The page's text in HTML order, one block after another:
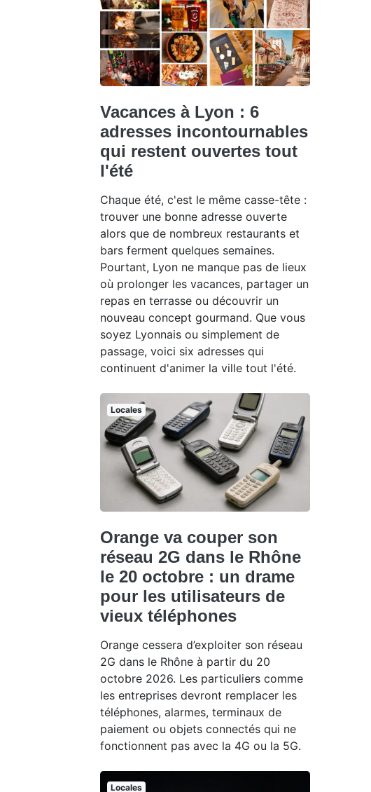
Vacances à Lyon : 6
adresses incontournables
qui restent ouvertes tout
l'été
Chaque été, c'est le même casse-tête :
trouver une bonne adresse ouverte
alors que de nombreux restaurants et
bars ferment quelques semaines.
Pourtant, Lyon ne manque pas de lieux
où prolonger les vacances, partager un
repas en terrasse ou découvrir un
nouveau concept gourmand. Que vous
soyez Lyonnais ou simplement de
passage, voici six adresses qui
continuent d'animer la ville tout l'été.
Locales
Orange va couper son
réseau 2G dans le Rhône
le 20 octobre : un drame
pour les utilisateurs de
vieux téléphones
Orange cessera d’exploiter son réseau
2G dans le Rhône à partir du 20
octobre 2026. Les particuliers comme
les entreprises devront remplacer les
téléphones, alarmes, terminaux de
paiement ou objets connectés qui ne
fonctionnent pas avec la 4G ou la 5G.
Locales